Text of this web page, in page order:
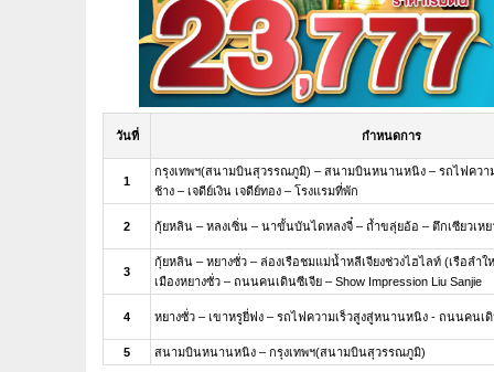
วันที่ กำหนดการ
1
กรุงเทพฯ(สนามบินสุวรรณภูมิ) – สนามบินหนานหนิง – รถไฟความ
ช้าง – เจดีย์เงิน เจดีย์ทอง – โรงแรมที่พัก
2 กุ้ยหลิน – หลงเซิ่น – นาขั้นบันไดหลงจี๋ – ถ้ำขลุ่ยอ้อ – ตึกเซียวเหย
3
กุ้ยหลิน – หยางซั่ว – ล่องเรือชมแม่น้ำหลีเจียงช่วงไฮไลท์ (เรือลำ
เมืองหยางซั่ว – ถนนคนเดินซีเจีย – Show Impression Liu Sanjie
4 หยางซั่ว – เขาหรูยี่ฟง – รถไฟความเร็วสูงสู่หนานหนิง - ถนนคนเ
5 สนามบินหนานหนิง – กรุงเทพฯ(สนามบินสุวรรณภูมิ)